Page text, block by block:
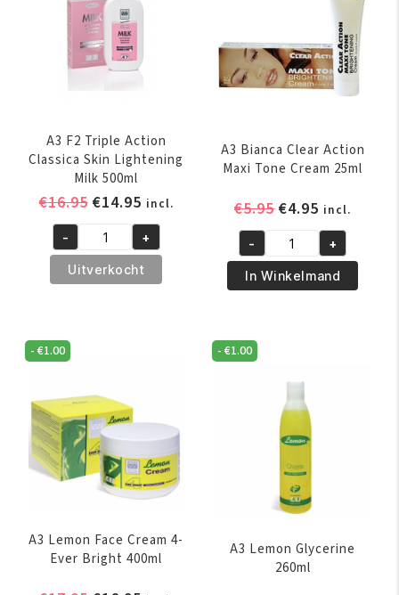
A3 F2 Triple Action
Classica Skin Lightening
Milk 500ml
€16.95 Oorspronkelijke
was:
€16.95.
€14.95Huidige
prijs
is:
€14.95.
incl.
A3
Triple
Skin
Milk
500ml
aantal
- +
Uitverkocht
A3 Bianca Clear Action
Maxi Tone Cream 25ml
€5.95
was:
€5.95.
€4.95 Huidige
prijs
is:
€4.95.
incl.
A3
Bianca
Clear
Maxi
Tone
aantal
- +
In Winkelmand
-€1.00
A3 Lemon Face Cream 4-
Ever Bright 400ml
-€1.00
A3 Lemon Glycerine
260ml